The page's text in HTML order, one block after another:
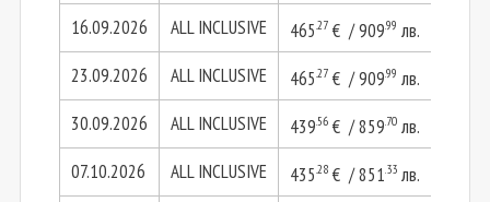
16.09.2026 ALL INCLUSIVE 465.27€ / 909.99 лв.
23.09.2026
ALL INCLUSIVE 465.27€ / 909.99 лв.
30.09.2026
ALL INCLUSIVE 439.56€ / 859.70лв.
07.10.2026
ALL INCLUSIVE 435.28€ / 851.33лв.